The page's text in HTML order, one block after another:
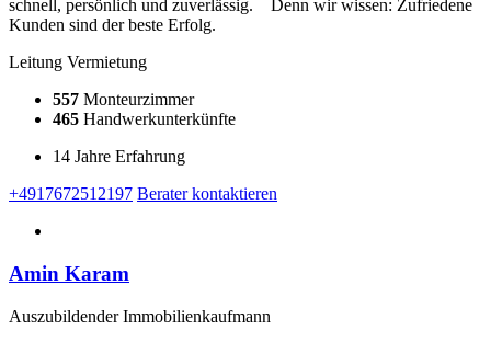
schnell, persönlich und zuverlässig. Denn wir wissen: Zufriedene
Kunden sind der beste Erfolg.
Leitung Vermietung
557 Monteurzimmer
465 Handwerkunterkünfte
14 Jahre Erfahrung
+4917672512197 Berater kontaktieren
Amin Karam
Auszubildender Immobilienkaufmann